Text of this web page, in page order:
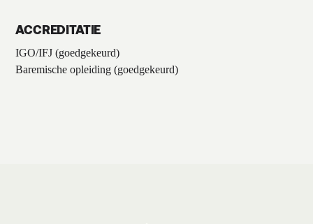
ACCREDITATIE
IGO/IFJ (goedgekeurd)
Baremische opleiding (goedgekeurd)